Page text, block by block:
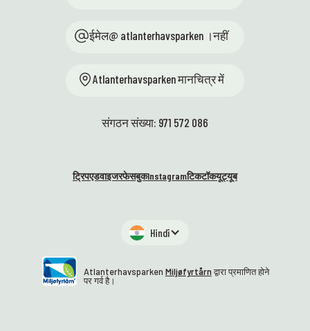
ईमेल@ atlanterhavsparken ।नहीं
Atlanterhavsparken मानचित्र में
संगठन संख्या: 971 572 086
ट्रिपएडवाइजरफेसबुकInstagramटिकटॉकयूट्यूब
Hindī
Atlanterhavsparken Miljøfyrtårnद्वारा प्रमाणित होने
पर गर्व है।